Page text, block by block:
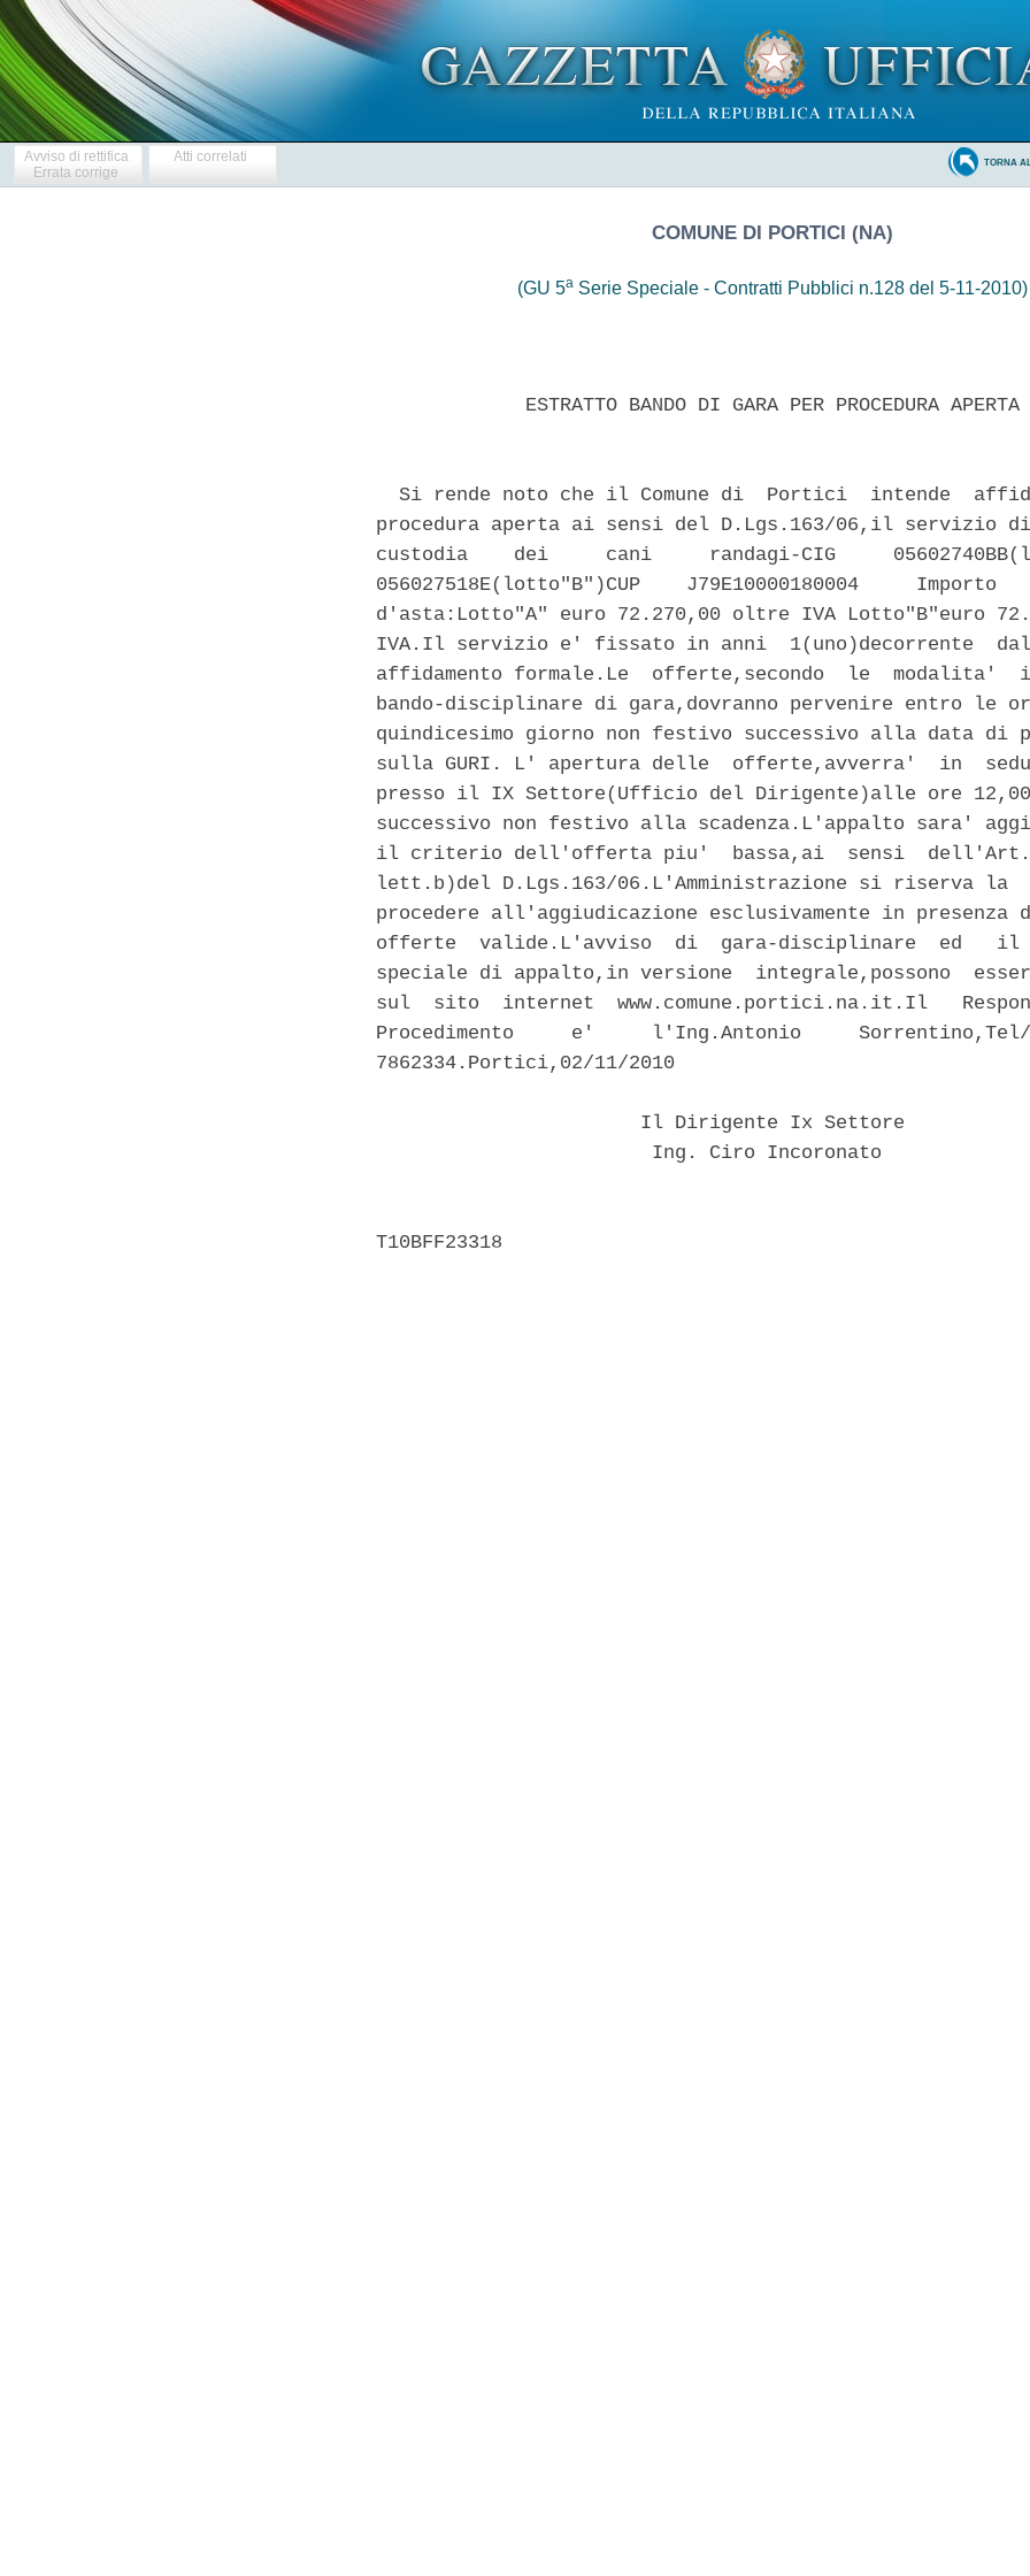
Avviso di rettifica
Errata corrige
Atti correlati TORNA
COMUNE DI PORTICI (NA)
(GU 5a Serie Speciale - Contratti Pubblici n.128 del 5-11-2010)
             ESTRATTO BANDO DI GARA PER PROCEDURA APERTA
Si rende noto che il Comune di  Portici  intende
procedura aperta ai sensi del D.Lgs.163/06,il servizio
custodia    dei     cani     randagi-CIG
056027518E(lotto"B")CUP    J79E10000180004
d'asta:Lotto"A" euro 72.270,00 oltre IVA Lotto"B"euro
IVA.Il servizio e' fissato in anni  1(uno)decorrente
affidamento formale.Le  offerte,secondo  le  modalita'
bando-disciplinare di gara,dovranno pervenire entro le
quindicesimo giorno non festivo successivo alla data di
sulla GURI. L' apertura delle  offerte,avverra'  in
presso il IX Settore(Ufficio del Dirigente)alle ore
successivo non festivo alla scadenza.L'appalto sara'
il criterio dell'offerta piu'  bassa,ai  sensi
lett.b)del D.Lgs.163/06.L'Amministrazione si riserva
procedere all'aggiudicazione esclusivamente in presenza
offerte  valide.L'avviso  di  gara-disciplinare  ed   il
speciale di appalto,in versione  integrale,possono
sul  sito  internet  www.comune.portici.na.it.Il
Procedimento     e'     l'Ing.Antonio
7862334.Portici,02/11/2010
                       Il Dirigente Ix Settore
                        Ing. Ciro Incoronato